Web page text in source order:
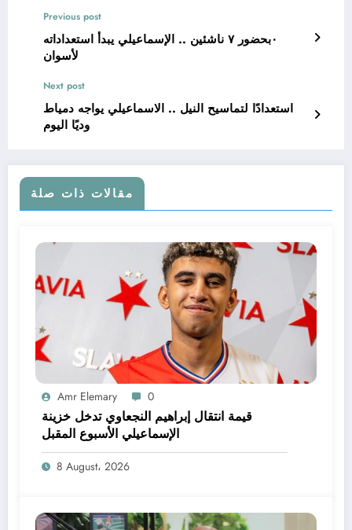
Previous post
٠بحضور ٧ ناشئين .. الإسماعيلي يبدأ استعداداته
لأسوان
Next post
استعدادًا لتماسيح النيل .. الاسماعيلي يواجه دمياط
وديًا اليوم
مقالات ذات صلة
Amr Elemary 0
قيمة انتقال إبراهيم النجعاوي تدخل خزينة
الإسماعيلي الأسبوع المقبل
8 August، 2026